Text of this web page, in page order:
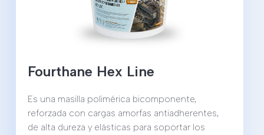
Fourthane Hex Line
Es una masilla polimérica bicomponente,
reforzada con cargas amorfas antiadherentes,
de alta dureza y elásticas para soportar los